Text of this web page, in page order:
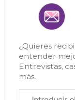
¿Quieres
entender
Entrevistas,
más.